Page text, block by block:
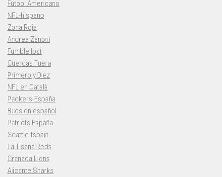
Fútbol Americano
NFL-hispano
Zona Roja
Andrea Zanoni
Fumble lost
Cuerdas Fuera
Primero y Diez
NFL en Català
Packers-España
Bucs en español
Patriots España
Seattle fspain
La Tisana Reds
Granada Lions
Alicante Sharks